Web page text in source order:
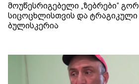
მოუწესრიგებელი „ზებრები“
სიცოცხლისთვის და ტრაგიკული
ბულისკერია